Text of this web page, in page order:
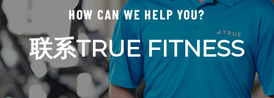
HOW CAN WE HELP YOU?
联系TRUE FITNESS